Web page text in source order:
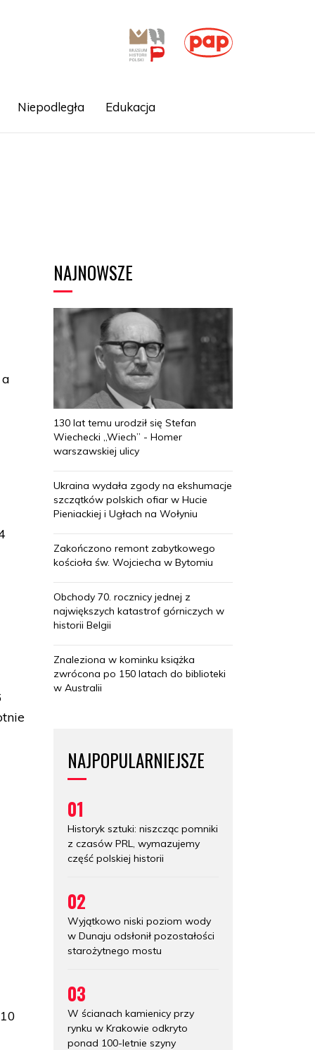
Niepodległa Edukacja
NAJNOWSZE
130 lat temu urodził się Stefan
Wiechecki „Wiech” - Homer
warszawskiej ulicy
Ukraina wydała zgody na ekshumacje
szczątków polskich ofiar w Hucie
Pieniackiej i Ugłach na Wołyniu
Zakończono remont zabytkowego
kościoła św. Wojciecha w Bytomiu
Obchody 70. rocznicy jednej z
największych katastrof górniczych w
historii Belgii
Znaleziona w kominku książka
zwrócona po 150 latach do biblioteki
w Australii
NAJPOPULARNIEJSZE
01
Historyk sztuki: niszcząc pomniki
z czasów PRL, wymazujemy
część polskiej historii
02
Wyjątkowo niski poziom wody
w Dunaju odsłonił pozostałości
starożytnego mostu
03
W ścianach kamienicy przy
rynku w Krakowie odkryto
ponad 100-letnie szyny